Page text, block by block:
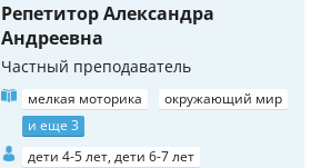
Репетитор Александра
Андреевна
Частный преподаватель
мелкая моторика
окружающий мир
и еще 3
дети 4-5 лет, дети 6-7 лет